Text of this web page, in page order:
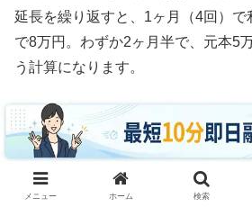
延長を繰り返すと、1ヶ月（4回）で
で8万円。わずか2ヶ月半で、元本5
う計算になります。
3ヶ月続けた場合、利息の支払い総
万円の2.4倍の利息を取られ、それ
せん。これがソフト闇金の実態です。
メニュー ホーム 検索